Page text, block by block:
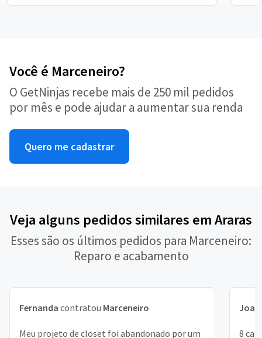
Você é Marceneiro?
O GetNinjas recebe mais de 250 mil pedidos
por mês e pode ajudar a aumentar sua renda
Quero me cadastrar
Veja alguns pedidos similares em Araras
Esses são os últimos pedidos para Marceneiro:
Reparo e acabamento
Fernanda contratou Marceneiro
Meu projeto de closet foi abandonado por um
8